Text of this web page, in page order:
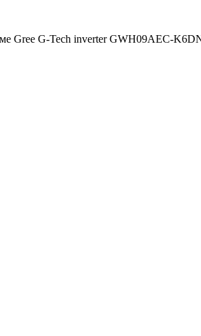
Gree G-Tech inverter GWH09AEC-